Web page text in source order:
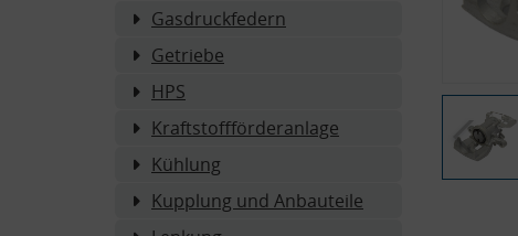
Gasdruckfedern
Getriebe
HPS
Kraftstoffförderanlage
Kühlung
Kupplung und Anbauteile